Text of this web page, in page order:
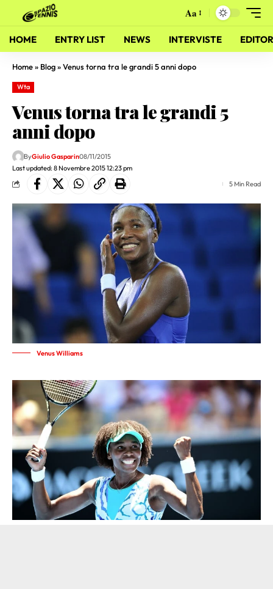
Aa
HOME ENTRY LIST NEWS INTERVISTE
Home» Blog»Venus torna tra le grandi 5 anni dopo
Wta
Venus torna tra le grandi 5
anni dopo
Last updated: 8 Novembre 2015 12:23 pm
ByGiulio Gasparin08/11/2015
5 Min Read
Venus Williams